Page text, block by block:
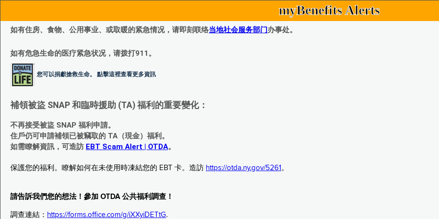
myBenefits Alerts
如有住房、食物、公用事业、或取暖的紧急情况，请即刻联络当地社会服务部门办事处。
如有危急生命的医疗紧急状况，请拨打911。
您可以捐獻搶救生命。 點擊這裡查看更多資訊
補領被盜 SNAP 和臨時援助 (TA) 福利的重要變化：
不再接受被盜 SNAP 福利申請。
住戶仍可申請補領已被竊取的 TA（現金）福利。
如需瞭解資訊，可造訪 EBT Scam Alert | OTDA。
保護您的福利。瞭解如何在未使用時凍結您的 EBT 卡。造訪 https://otda.ny.gov/5261 。
請告訴我們您的想法！參加 OTDA 公共福利調查！
調查連結： https://forms.office.com/g/iXXyiDETtG.